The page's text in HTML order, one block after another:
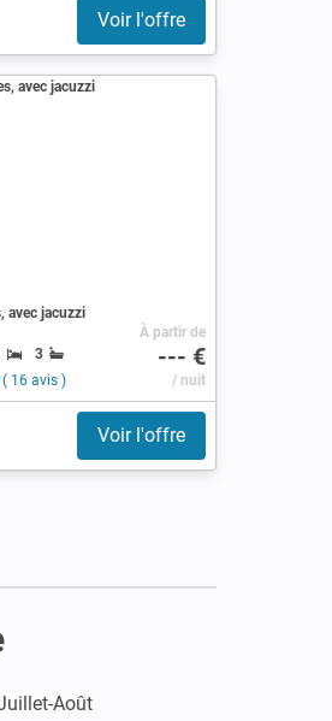
Voir l'offre
avec jacuzzi
3
( 16 avis )
À partir de
--- €
/ nuit
Voir l'offre
Août